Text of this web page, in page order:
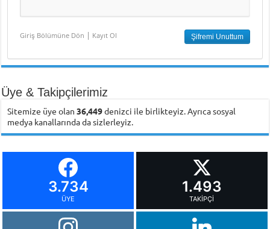
Giriş Bölümüne Dön | Kayıt Ol
Üye & Takipçilerimiz
Sitemize üye olan36,449denizci ile birlikteyiz. Ayrıca sosyal
medya kanallarında da sizlerleyiz.
3.734
ÜYE
1.493
TAKIPÇI